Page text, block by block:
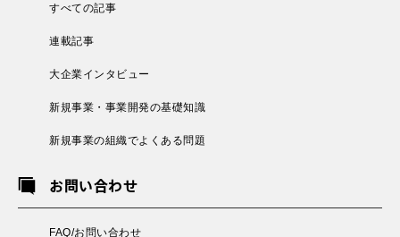
すべての記事
連載記事
大企業インタビュー
新規事業・事業開発の基礎知識
新規事業の組織でよくある問題
お問い合わせ
FAQ/お問い合わせ